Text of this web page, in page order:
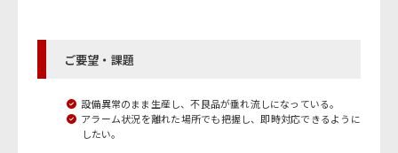
ご要望・課題
設備異常のまま生産し、不良品が垂れ流しになっている。
アラーム状況を離れた場所でも把握し、即時対応できるように
したい。